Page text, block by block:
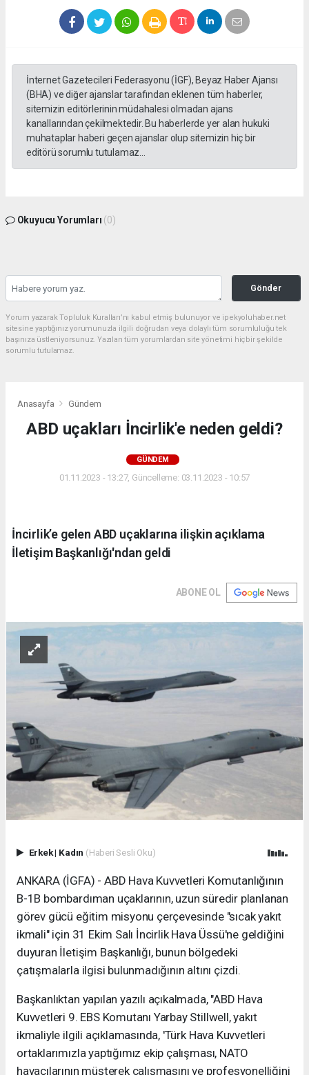
İnternet Gazetecileri Federasyonu (İGF), Beyaz Haber Ajansı
(BHA) ve diğer ajanslar tarafından eklenen tüm haberler,
sitemizin editörlerinin müdahalesi olmadan ajans
kanallarından çekilmektedir. Bu haberlerde yer alan hukuki
muhataplar haberi geçen ajanslar olup sitemizin hiç bir
editörü sorumlu tutulamaz...
Okuyucu Yorumları (0)
Gönder
Yorum yazarak Topluluk Kuralları’nı kabul etmiş bulunuyor ve ipekyoluhaber.net
sitesine yaptığınız yorumunuzla ilgili doğrudan veya dolaylı tüm sorumluluğu tek
başınıza üstleniyorsunuz. Yazılan tüm yorumlardan site yönetimi hiçbir şekilde
sorumlu tutulamaz.
Anasayfa Gündem
ABD uçakları İncirlik'e neden geldi?
GÜNDEM
01.11.2023 - 13:27, Güncelleme: 03.11.2023 - 10:57
İncirlik’e gelen ABD uçaklarına ilişkin açıklama
İletişim Başkanlığı'ndan geldi
ABONE OL
Erkek| Kadın (Haberi Sesli Oku)
ANKARA (İGFA) - ABD Hava Kuvvetleri Komutanlığının
B-1B bombardıman uçaklarının, uzun süredir planlanan
görev gücü eğitim misyonu çerçevesinde "sıcak yakıt
ikmali" için 31 Ekim Salı İncirlik Hava Üssü'ne geldiğini
duyuran İletişim Başkanlığı, bunun bölgedeki
çatışmalarla ilgisi bulunmadığının altını çizdi.
Başkanlıktan yapılan yazılı açıkalmada, "ABD Hava
Kuvvetleri 9. EBS Komutanı Yarbay Stillwell, yakıt
ikmaliyle ilgili açıklamasında, 'Türk Hava Kuvvetleri
ortaklarımızla yaptığımız ekip çalışması, NATO
havacılarının müşterek çalışmasını ve profesyonelliğini